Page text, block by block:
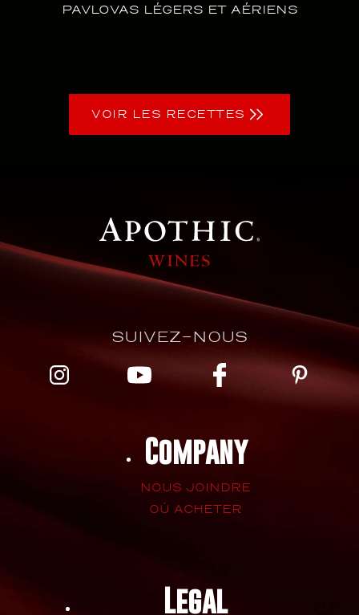
PAVLOVAS LÉGERS ET AÉRIENS
VOIR LES RECETTES
Company
NOUS JOINDRE
OÙ ACHETER
SUIVEZ-NOUS
Legal